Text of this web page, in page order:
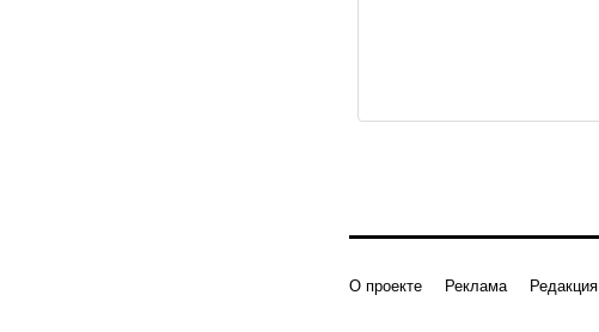
О проекте Реклама Редакция